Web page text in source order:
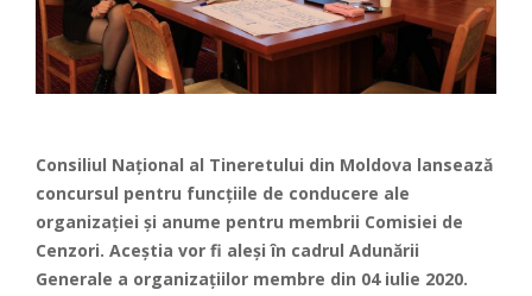
Consiliul Național al Tineretului din Moldova lansează
concursul pentru funcțiile de conducere ale
organizației și anume pentru membrii Comisiei de
Cenzori. Aceștia vor fi aleși în cadrul Adunării
Generale a organizațiilor membre din 04 iulie 2020.